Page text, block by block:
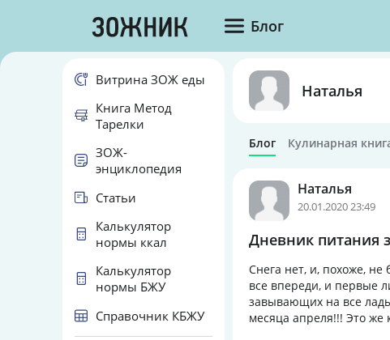
Блог
Наталья
Блог Кулинарная
Наталья
20.01.2020 23:49
Дневник питания
Снега нет, и, похоже,
все впереди, и первые
завывающих на все
месяца апреля!!! Это же
Витрина ЗОЖ еды
Книга Метод
Тарелки
ЗОЖ-
энциклопедия
Статьи
Калькулятор
нормы ккал
Калькулятор
нормы БЖУ
Справочник КБЖУ